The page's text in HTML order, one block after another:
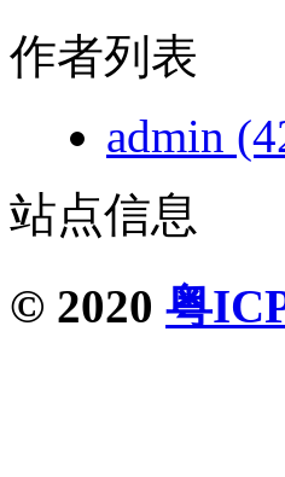
作者列表
admin
站点信息
© 2020 粤